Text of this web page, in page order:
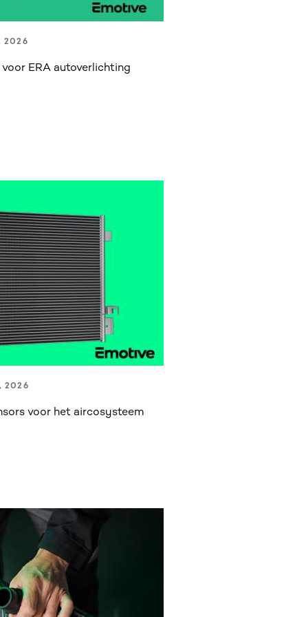
2026
ERA autoverlichting
2026
voor het aircosysteem